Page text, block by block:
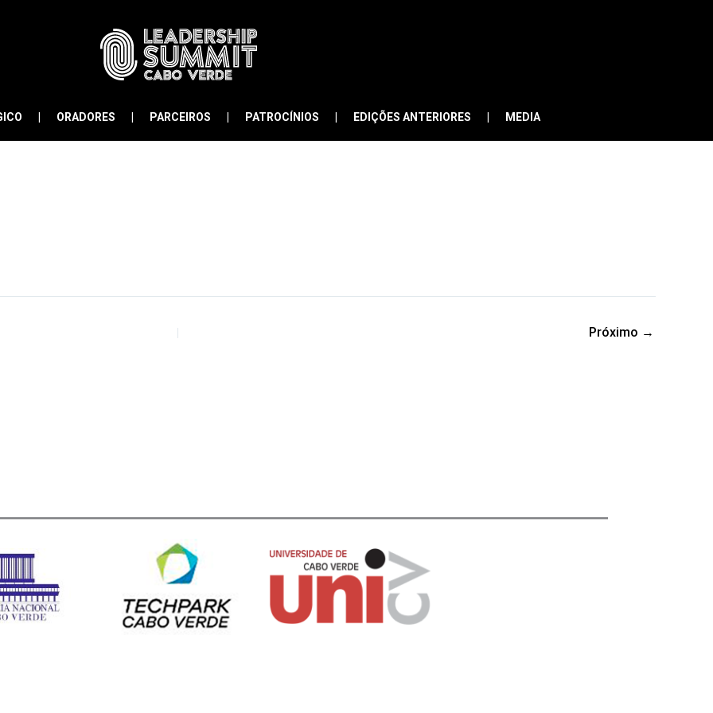
ORADORES PARCEIROS PATROCÍNIOS EDIÇÕES ANTERIORES MEDIA
Próximo →